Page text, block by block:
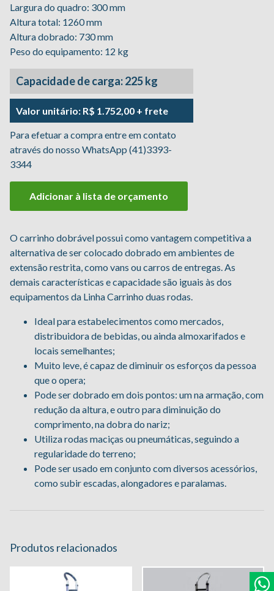
Largura do quadro: 300 mm
Altura total: 1260 mm
Altura dobrado: 730 mm
Peso do equipamento: 12 kg
Capacidade de carga: 225 kg
Valor unitário: R$ 1.752,00 + frete
Para efetuar a compra entre em contato
através do nosso WhatsApp (41)3393-
3344
Adicionar à lista de orçamento
O carrinho dobrável possui como vantagem competitiva a
alternativa de ser colocado dobrado em ambientes de
extensão restrita, como vans ou carros de entregas. As
demais características e capacidade são iguais às dos
equipamentos da Linha Carrinho duas rodas.
Ideal para estabelecimentos como mercados,
distribuidora de bebidas, ou ainda almoxarifados e
locais semelhantes;
Muito leve, é capaz de diminuir os esforços da pessoa
que o opera;
Pode ser dobrado em dois pontos: um na armação, com
redução da altura, e outro para diminuição do
comprimento, na dobra do nariz;
Utiliza rodas maciças ou pneumáticas, seguindo a
regularidade do terreno;
Pode ser usado em conjunto com diversos acessórios,
como subir escadas, alongadores e paralamas.
Produtos relacionados